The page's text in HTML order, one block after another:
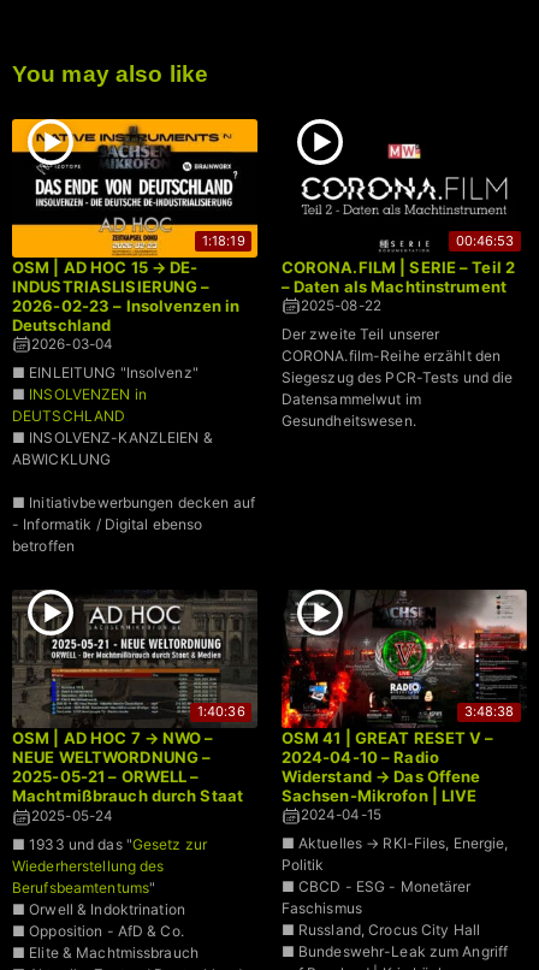
You may also like
1:18:19
OSM | AD HOC 15 → DE-
INDUSTRIASLISIERUNG –
2026-02-23 – Insolvenzen in
Deutschland
2026-03-04
■ EINLEITUNG "Insolvenz"
■ INSOLVENZEN in
DEUTSCHLAND
■ INSOLVENZ-KANZLEIEN &
ABWICKLUNG
■ Initiativbewerbungen decken auf
- Informatik / Digital ebenso
betroffen
00:46:53
CORONA.FILM | SERIE – Teil 2
– Daten als Machtinstrument
2025-08-22
Der zweite Teil unserer
CORONA.film-Reihe erzählt den
Siegeszug des PCR-Tests und die
Datensammelwut im
Gesundheitswesen.
1:40:36
OSM | AD HOC 7 → NWO –
NEUE WELTWORDNUNG –
2025-05-21 – ORWELL –
Machtmißbrauch durch Staat
& Medien
2025-05-24
■ 1933 und das "Gesetz zur
Wiederherstellung des
Berufsbeamtentums"
■ Orwell & Indoktrination
■ Opposition - AfD & Co.
■ Elite & Machtmissbrauch
3:48:38
OSM 41 | GREAT RESET V –
2024-04-10 – Radio
Widerstand → Das Offene
Sachsen-Mikrofon | LIVE
2024-04-15
■ Aktuelles → RKI-Files, Energie,
Politik
■ CBCD - ESG - Monetärer
Faschismus
■ Russland, Crocus City Hall
■ Bundeswehr-Leak zum Angriff